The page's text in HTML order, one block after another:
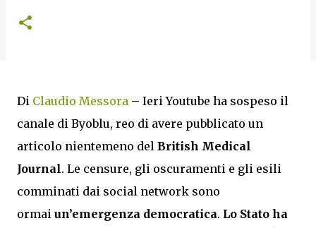
Di Claudio Messora – Ieri Youtube ha sospeso il
canale di Byoblu, reo di avere pubblicato un
articolo nientemeno del British Medical
Journal. Le censure, gli oscuramenti e gli esili
comminati dai social network sono
ormai un’emergenza democratica. Lo Stato ha